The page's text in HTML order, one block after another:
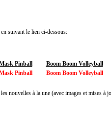
suivant le lien ci-dessous:
Pinball Boom Boom Volleyball
Pinball Boom Boom Volleyball
nouvelles à la une (avec images et mises à